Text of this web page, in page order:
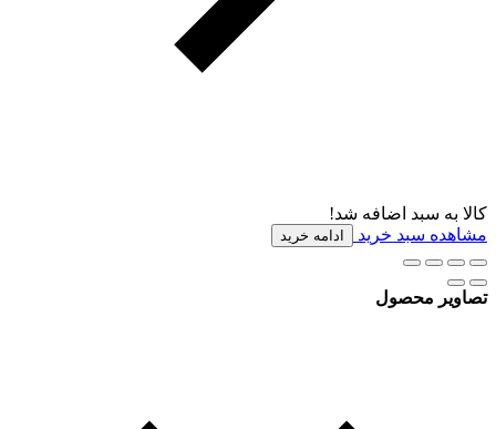
کالا به سبد اضافه شد!
مشاهده سبد خرید
ادامه خرید
تصاویر محصول